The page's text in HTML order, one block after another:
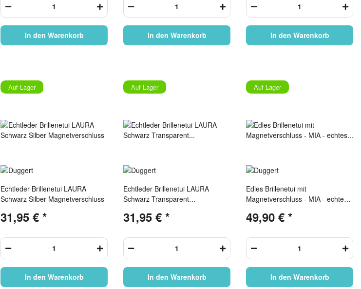
In den Warenkorb In den Warenkorb In den Warenkorb
Auf Lager
Echtleder Brillenetui LAURA
Schwarz Silber Magnetverschluss
31,95 € *
In den Warenkorb
Auf Lager
Echtleder Brillenetui LAURA
Schwarz Transparent
31,95 € *
In den Warenkorb
Auf Lager
Edles Brillenetui mit
Magnetverschluss - MIA - echtes
49,90 € *
In den Warenkorb